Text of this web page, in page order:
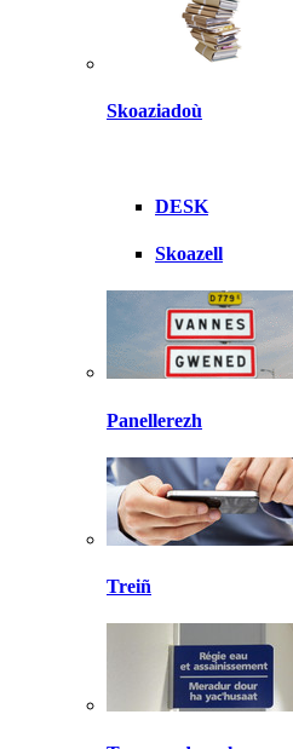
Skoaziadoù
DESK
Skoazell
Panellerezh
Treiñ